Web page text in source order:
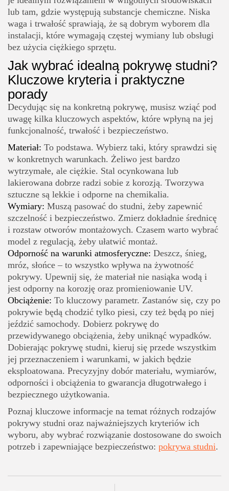
lub tam, gdzie występują substancje chemiczne. Niska
waga i trwałość sprawiają, że są dobrym wyborem dla
instalacji, które wymagają częstej wymiany lub obsługi
bez użycia ciężkiego sprzętu.
Jak wybrać idealną pokrywę studni?
Kluczowe kryteria i praktyczne
porady
Decydując się na konkretną pokrywę, musisz wziąć pod
uwagę kilka kluczowych aspektów, które wpłyną na jej
funkcjonalność, trwałość i bezpieczeństwo.
Materiał: To podstawa. Wybierz taki, który sprawdzi się
w konkretnych warunkach. Żeliwo jest bardzo
wytrzymałe, ale ciężkie. Stal ocynkowana lub
lakierowana dobrze radzi sobie z korozją. Tworzywa
sztuczne są lekkie i odporne na chemikalia.
Wymiary: Muszą pasować do studni, żeby zapewnić
szczelność i bezpieczeństwo. Zmierz dokładnie średnicę
i rozstaw otworów montażowych. Czasem warto wybrać
model z regulacją, żeby ułatwić montaż.
Odporność na warunki atmosferyczne: Deszcz, śnieg,
mróz, słońce – to wszystko wpływa na żywotność
pokrywy. Upewnij się, że materiał nie nasiąka wodą i
jest odporny na korozję oraz promieniowanie UV.
Obciążenie: To kluczowy parametr. Zastanów się, czy po
pokrywie będą chodzić tylko piesi, czy też będą po niej
jeździć samochody. Dobierz pokrywę do
przewidywanego obciążenia, żeby uniknąć wypadków.
Dobierając pokrywę studni, kieruj się przede wszystkim
jej przeznaczeniem i warunkami, w jakich będzie
eksploatowana. Precyzyjny dobór materiału, wymiarów,
odporności i obciążenia to gwarancja długotrwałego i
bezpiecznego użytkowania.
Poznaj kluczowe informacje na temat różnych rodzajów
pokrywy studni oraz najważniejszych kryteriów ich
wyboru, aby wybrać rozwiązanie dostosowane do swoich
potrzeb i zapewniające bezpieczeństwo: pokrywa studni.